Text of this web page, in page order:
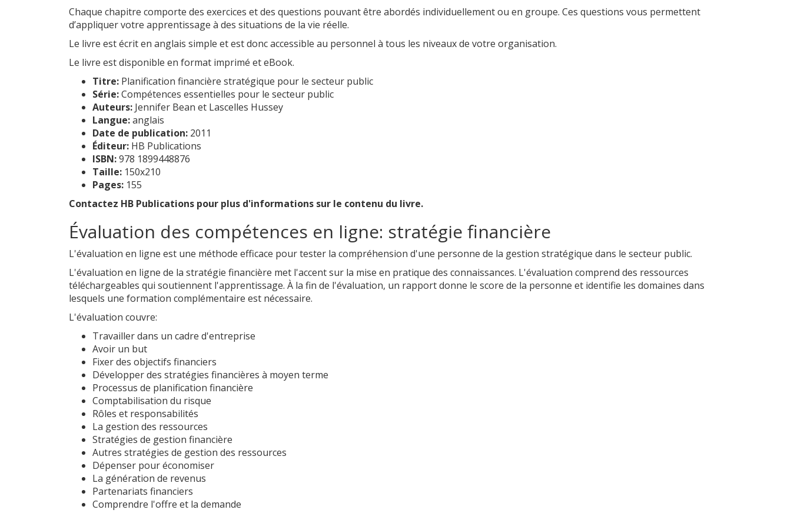
Chaque chapitre comporte des exercices et des questions pouvant être abordés individuellement ou en groupe. Ces questions vous permettent
d’appliquer votre apprentissage à des situations de la vie réelle.
Le livre est écrit en anglais simple et est donc accessible au personnel à tous les niveaux de votre organisation.
Le livre est disponible en format imprimé et eBook.
Titre: Planification financière stratégique pour le secteur public
Série:Compétences essentielles pour le secteur public
Auteurs: Jennifer Bean et Lascelles Hussey
Langue:anglais
Date de publication: 2011
Éditeur: HB Publications
ISBN:978 1899448876
Taille: 150x210
Pages: 155
Contactez HB Publications pour plus d'informations sur le contenu du livre.
Évaluation des compétences en ligne: stratégie financière
L'évaluation en ligne est une méthode efficace pour tester la compréhension d'une personne de la gestion stratégique dans le secteur public.
L'évaluation en ligne de la stratégie financière met l'accent sur la mise en pratique des connaissances. L'évaluation comprend des ressources
téléchargeables qui soutiennent l'apprentissage. À la fin de l'évaluation, un rapport donne le score de la personne et identifie les domaines dans
lesquels une formation complémentaire est nécessaire.
L'évaluation couvre:
Travailler dans un cadre d'entreprise
Avoir un but
Fixer des objectifs financiers
Développer des stratégies financières à moyen terme
Processus de planification financière
Comptabilisation du risque
Rôles et responsabilités
La gestion des ressources
Stratégies de gestion financière
Autres stratégies de gestion des ressources
Dépenser pour économiser
La génération de revenus
Partenariats financiers
Comprendre l'offre et la demande